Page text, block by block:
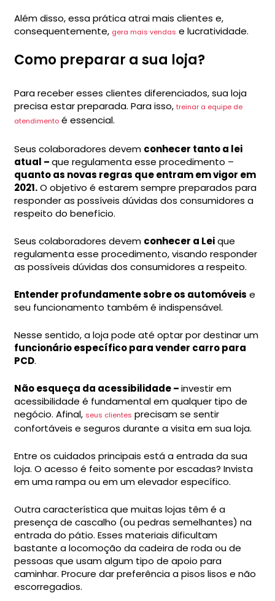
Além disso, essa prática atrai mais clientes e,
consequentemente, gera mais vendas e lucratividade.
Como preparar a sua loja?
Para receber esses clientes diferenciados, sua loja
precisa estar preparada. Para isso,treinar a equipe de
atendimento é essencial.
Seus colaboradores devem conhecer tanto a lei
atual –que regulamenta esse procedimento –
quanto as novas regras que entram em vigor em
2021.O objetivo é estarem sempre preparados para
responder as possíveis dúvidas dos consumidores a
respeito do benefício.
Seus colaboradores devem conhecer a Leique
regulamenta esse procedimento, visando responder
as possíveis dúvidas dos consumidores a respeito.
Entender profundamente sobre os automóveis e
seu funcionamento também é indispensável.
Nesse sentido, a loja pode até optar por destinar um
funcionário específico para vender carro para
PCD.
Não esqueça da acessibilidade –investir em
acessibilidade é fundamental em qualquer tipo de
negócio. Afinal, seus clientes precisam se sentir
confortáveis e seguros durante a visita em sua loja.
Entre os cuidados principais está a entrada da sua
loja. O acesso é feito somente por escadas? Invista
em uma rampa ou em um elevador específico.
Outra característica que muitas lojas têm é a
presença de cascalho (ou pedras semelhantes) na
entrada do pátio. Esses materiais dificultam
bastante a locomoção da cadeira de roda ou de
pessoas que usam algum tipo de apoio para
caminhar. Procure dar preferência a pisos lisos e não
escorregadios.